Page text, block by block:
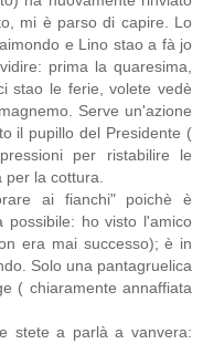
mi è parso di capire. Lo
e Lino stao a fà jo
prima la quaresima,
stao le ferie, volete vedè
Serve un'azione
il pupillo del Presidente (
per ristabilire le
la cottura.
ai fianchi" poichè è
possibile: ho visto l'amico
era mai successo); è in
Solo una pantagruelica
( chiaramente annaffiata
stete a parlà a vanvera: